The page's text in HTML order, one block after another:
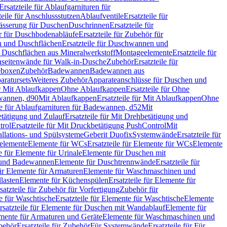
für Ablaufgarnituren für
für AnschlussstutzenAblaufventileErsatzteile für
für DuschenDuschrinnenErsatzteile für
für DuschbodenabläufeErsatzteile für Zubehör für
und DuschflächenErsatzteile für Duschwannen und
aus MineralwerkstoffMontageelementeErsatzteile für
für Walk-in-DuscheZubehörErsatzteile für
ZubehörBadewannenBadewannen aus
Weiteres ZubehörApparateanschlüsse für Duschen und
Mit AblaufkappenOhne AblaufkappenErsatzteile für Ohne
d90Mit AblaufkappenErsatzteile für Mit AblaufkappenOhne
für Ablaufgarnituren für Badewannen, d52Mit
und ZulaufErsatzteile für Mit Drehbetätigung und
Ersatzteile für Mit Druckbetätigung PushControlMit
und SpülsystemeGeberit DuofixSystemwändeErsatzteile für
Elemente für WCsErsatzteile für Elemente für WCsElemente
für Elemente für UrinaleElemente für Duschen mit
BadewannenElemente für DuschtrennwändeErsatzteile für
Elemente für ArmaturenElemente für Waschmaschinen und
Elemente für KüchenspülenErsatzteile für Elemente für
für Zubehör für VorfertigungZubehör für
für WaschtischeErsatzteile für Elemente für WaschtischeElemente
für Elemente für Duschen mit WandablaufElemente für
für Armaturen und GeräteElemente für Waschmaschinen und